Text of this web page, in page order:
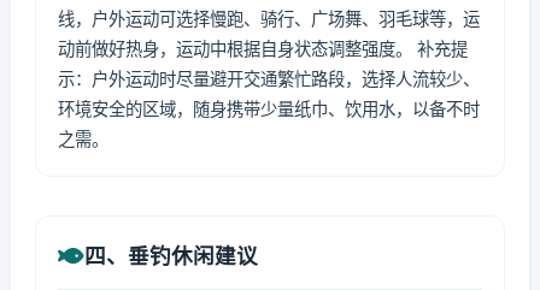
线，户外运动可选择慢跑、骑行、广场舞、羽毛球等，运
动前做好热身，运动中根据自身状态调整强度。 补充提
示：户外运动时尽量避开交通繁忙路段，选择人流较少、
环境安全的区域，随身携带少量纸巾、饮用水，以备不时
之需。
四、垂钓休闲建议